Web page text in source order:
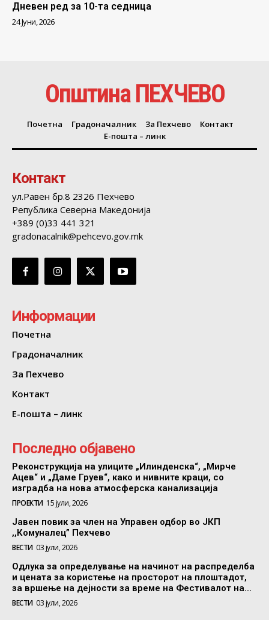
Дневен ред за 10-та седница
24 Јуни, 2026
Општина ПЕХЧЕВО
Почетна Градоначалник За Пехчево
Контакт
Е-пошта – линк
Контакт
ул.Равен бр.8 2326 Пехчево
Република Северна Македонија
+389 (0)33 441 321
gradonacalnik@pehcevo.gov.mk
Информации
Почетна
Градоначалник
За Пехчево
Контакт
Е-пошта – линк
Последно објавено
Реконструкција на улиците „Илинденска“, „Мирче
Ацев“ и „Даме Груев“, како и нивните краци, со
изградба на нова атмосферска канализација
ПРОЕКТИ 15 јули, 2026
Јавен повик за член на Управен одбор во ЈКП
,,Комуналец” Пехчево
ВЕСТИ 03 јули, 2026
Одлука за определување на начинот на распределба
и цената за користење на просторот на плоштадот,
за вршење на дејности за време на Фестивалот на...
ВЕСТИ 03 јули, 2026